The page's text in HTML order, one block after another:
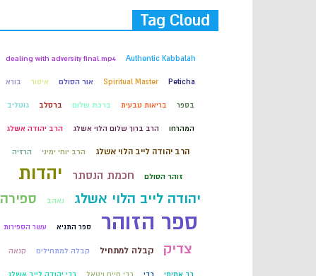
Tag Cloud
Authentic Kabbalah
dealing with adversity final.mp4
Peticha
Spiritual Master אור הסולם איסור בורא
בספר בריאות טבעית ברכת שלום ברסלב גוטליב
המהרחו הרב ברוך שלום הלוי אשלג הרב יהודה אשלג
הרב יהודה לייב הלוי אשלג הרב יוחי ימיני הרזיה
זוהר הסולם חכמת הנסתר יהדות
יהודה לייב הלוי אשלג נאהב ספירה
ספר הזוהר ספר התניא עשר הספירות
צדיק קבלה למתחיל קבלה למתחילים קנאה
רב אמיתי רבי רבי חיים ויטאל רבי יהודה לייב אשלג